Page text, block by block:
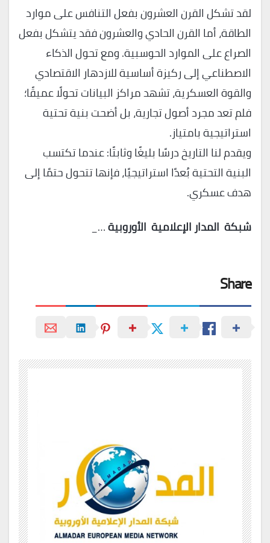
لقد تشكل القرن العشرون بفعل التنافس على موارد
الطاقة، أما القرن الحادي والعشرون فقد يتشكل بفعل
الصراع على الموارد الحوسبية. ومع تحول الذكاء
الاصطناعي إلى ركيزة أساسية للازدهار الاقتصادي
والقوة العسكرية، تشهد مراكز البيانات تحولًا عميقًا؛
فلم تعد مجرد أصول تجارية، بل أضحت بنية تحتية
استراتيجية بامتياز.
ويقدم لنا التاريخ درسًا بليغًا وثابتًا: عندما تكتسب
البنية التحتية بُعدًا استراتيجيًا، فإنها تتحول حتمًا إلى
هدف عسكري.
شبكة المدارالإعلامية الأوروبية…_
Share